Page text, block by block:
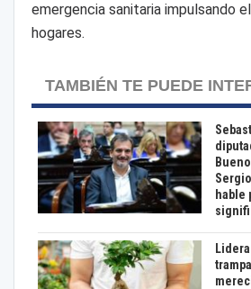
emergencia sanitaria impulsando
hogares.
TAMBIÉN TE PUEDE
hable